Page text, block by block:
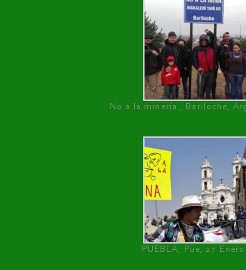
No a la minería , Bariloche,
PUEBLA, Pue, 27 Enero